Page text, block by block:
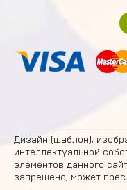
Дизайн (шаблон),
интеллектуальной
элементов данного
запрещено, может